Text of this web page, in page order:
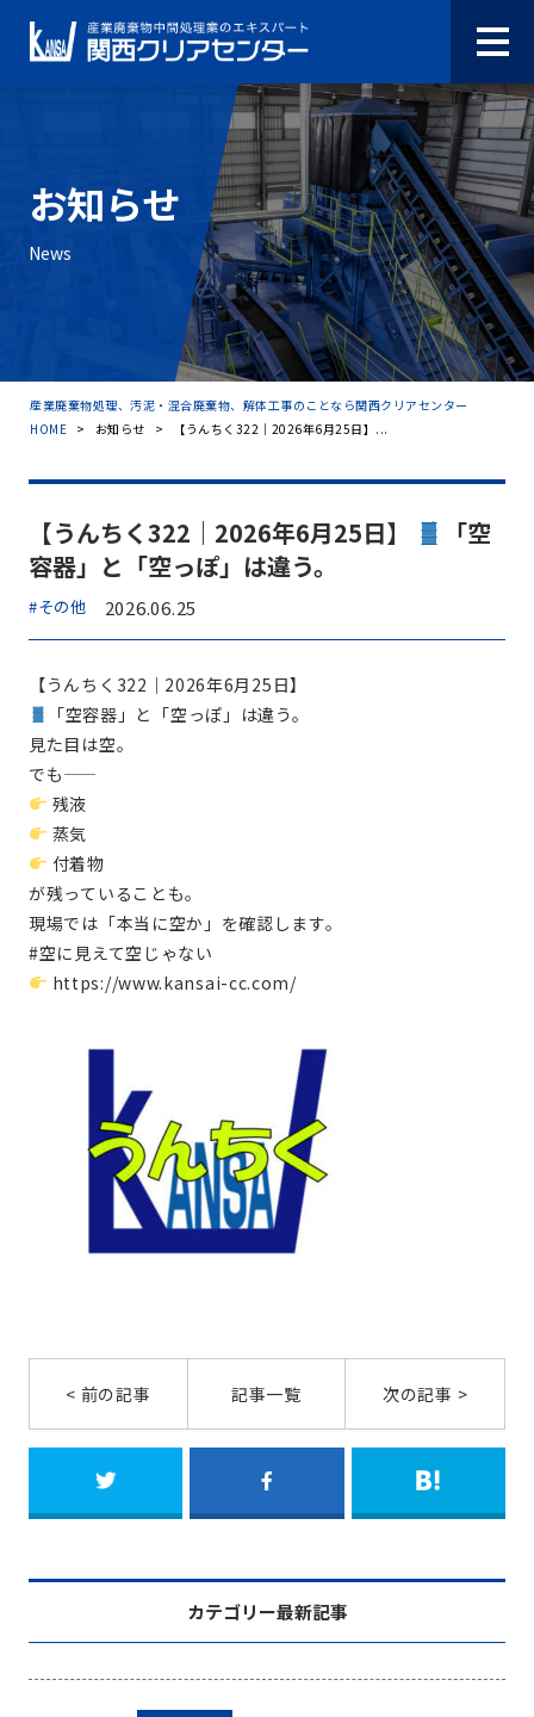
お知らせ
News
産業廃棄物処理、汚泥・混合廃棄物、解体工事のことなら関西クリアセンター
HOME > お知らせ > 【うんちく322｜2026年6月25日】...
【うんちく322｜2026年6月25日】
「空
容器」と「空っぽ」は違う。
#その他 2026.06.25
【うんちく322｜2026年6月25日】
「空容器」と「空っぽ」は違う。
見た目は空。
でも――
残液
蒸気
付着物
が残っていることも。
現場では「本当に空か」を確認します。
#空に見えて空じゃない
https://www.kansai-cc.com/
< 前の記事 記事一覧 次の記事 >
カテゴリー最新記事